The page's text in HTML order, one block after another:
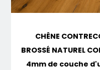
CHÊNE
BROSSÉ NATUREL
4mm de couche